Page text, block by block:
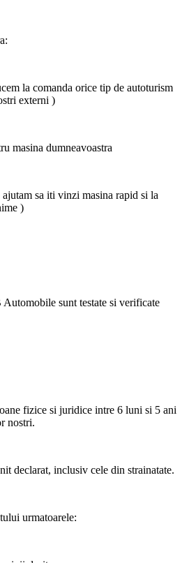
la comanda orice tip de autoturism
externi )
masina dumneavoastra
sa iti vinzi masina rapid si la
)
sunt testate si verificate
fizice si juridice intre 6 luni si 5 ani
nostri.
declarat, inclusiv cele din strainatate.
urmatoarele: